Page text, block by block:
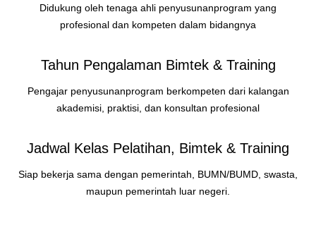
Didukung oleh tenaga ahli penyusunanprogram yang
profesional dan kompeten dalam bidangnya
Tahun Pengalaman Bimtek & Training
Pengajar penyusunanprogram berkompeten dari kalangan
akademisi, praktisi, dan konsultan profesional
Jadwal Kelas Pelatihan, Bimtek & Training
Siap bekerja sama dengan pemerintah, BUMN/BUMD, swasta,
maupun pemerintah luar negeri.